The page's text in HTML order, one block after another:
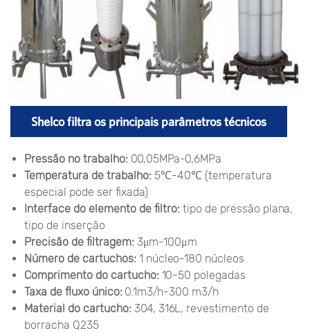
Shelco filtra os principais parâmetros técnicos
Pressão no trabalho: 00,05MPa-0,6MPa
Temperatura de trabalho: 5℃-40℃ (temperatura
especial pode ser fixada)
Interface do elemento de filtro: tipo de pressão plana,
tipo de inserção
Precisão de filtragem: 3μm-100μm
Número de cartuchos: 1 núcleo-180 núcleos
Comprimento do cartucho: 10-50 polegadas
Taxa de fluxo único: 0.1m3/h-300 m3/h
Material do cartucho: 304, 316L, revestimento de
borracha Q235